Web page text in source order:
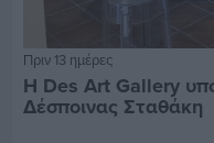
Πριν 13 ημέρες
Η Des Art Gallery
Δέσποινας Σταθάκη